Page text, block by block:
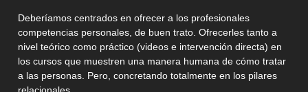
Deberíamos centrados en ofrecer a los profesionales
competencias personales, de buen trato. Ofrecerles tanto a
nivel teórico como práctico (videos e intervención directa) en
los cursos que muestren una manera humana de cómo tratar
a las personas. Pero, concretando totalmente en los pilares
relacionales.